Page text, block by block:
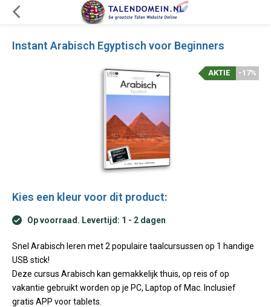
Instant Arabisch Egyptisch voor Beginners
-17%
AKTIE
Kies een kleur voor dit product:
Op voorraad. Levertijd: 1 - 2 dagen
Snel Arabisch leren met 2 populaire taalcursussen op 1 handige
USB stick!
Deze cursus Arabisch kan gemakkelijk thuis, op reis of op
vakantie gebruikt worden op je PC, Laptop of Mac. Inclusief
gratis APP voor tablets.